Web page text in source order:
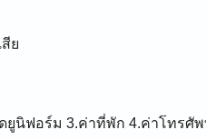
ย
ยูนิฟอร์ม 3.ค่าที่พัก 4.ค่าโทรศั